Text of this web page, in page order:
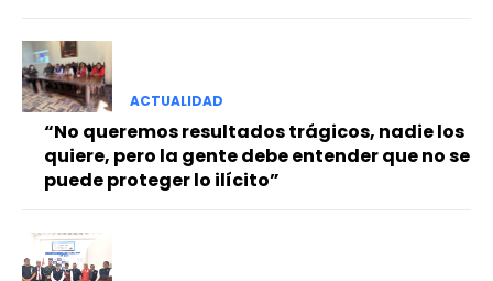
ACTUALIDAD
“No queremos resultados trágicos, nadie los
quiere, pero la gente debe entender que no se
puede proteger lo ilícito”